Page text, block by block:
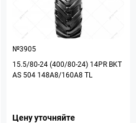
№3905
15.5/80-24 (400/80-24) 14PR BKT
AS 504 148A8/160A8 TL
Цену уточняйте